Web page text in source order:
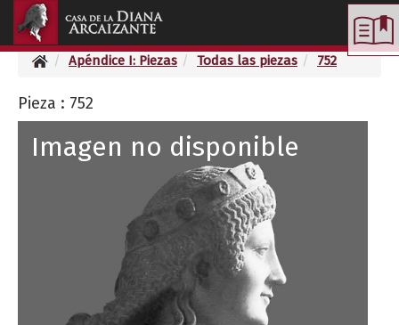
Apéndice I: Piezas Todas las piezas 752
Pieza : 752
Imagen no disponible